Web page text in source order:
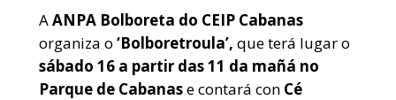
AANPA Bolboreta do CEIP Cabanas
organiza o ‘Bolboretroula’, que terá lugar o
sábado 16 a partir das 11 da mañá no
Parque de Cabanase contará con Cé